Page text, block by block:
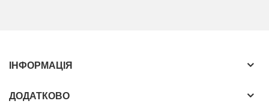
ІНФОРМАЦІЯ
ДОДАТКОВО